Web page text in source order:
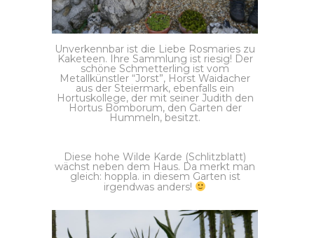
Unverkennbar ist die Liebe Rosmaries zu
Kaketeen. Ihre Sammlung ist riesig! Der
schöne Schmetterling ist vom
Metallkünstler “Jorst”, Horst Waidacher
aus der Steiermark, ebenfalls ein
Hortuskollege, der mit seiner Judith den
Hortus Bomborum, den Garten der
Hummeln, besitzt.
Diese hohe Wilde Karde (Schlitzblatt)
wächst neben dem Haus. Da merkt man
gleich: hoppla. in diesem Garten ist
irgendwas anders!